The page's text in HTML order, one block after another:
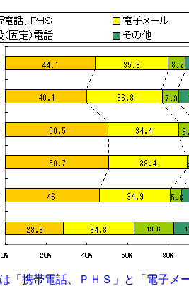
「携帯電話、ＰＨＳ」と「電子メ